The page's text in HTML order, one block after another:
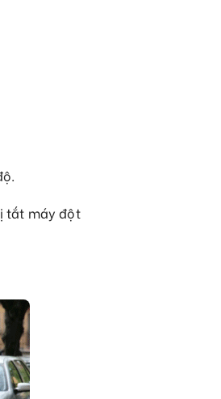
tắt máy đột